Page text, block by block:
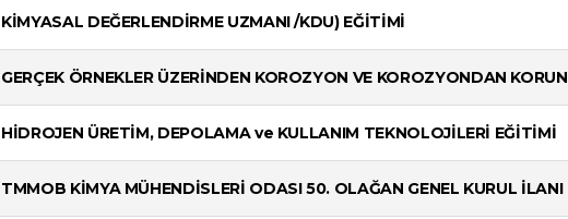
KİMYASAL DEĞERLENDİRME UZMANI /KDU) EĞİTİMİ
GERÇEK ÖRNEKLER ÜZERİNDEN KOROZYON VE KOROZYONDAN
HİDROJEN ÜRETİM, DEPOLAMA ve KULLANIM TEKNOLOJİLERİ EĞİTİMİ
TMMOB KİMYA MÜHENDİSLERİ ODASI 50. OLAĞAN GENEL KURUL İLANI